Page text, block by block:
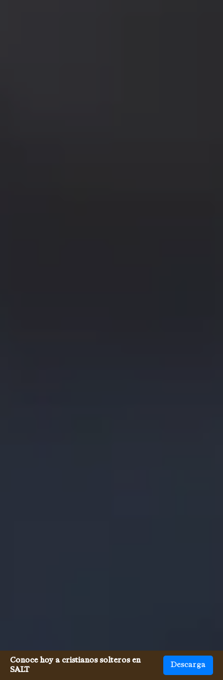
Conoce hoy a cristianos solteros en
SALT
Descarga